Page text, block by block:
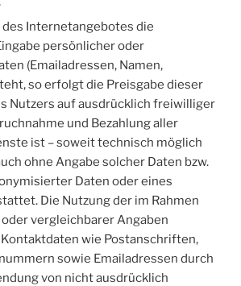
Internetangebotes die
persönlicher oder
(Emailadressen, Namen,
so erfolgt die Preisgabe dieser
Nutzers auf ausdrücklich freiwilliger
und Bezahlung aller
ist – soweit technisch möglich
ohne Angabe solcher Daten bzw.
Daten oder eines
Die Nutzung der im Rahmen
vergleichbarer Angaben
wie Postanschriften,
sowie Emailadressen durch
von nicht ausdrücklich